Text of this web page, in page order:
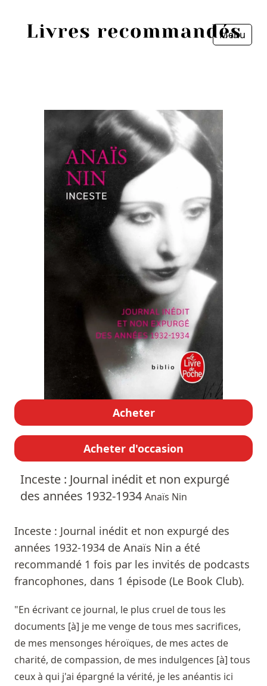
Menu
Acheter
Acheter d'occasion
Inceste : Journal inédit et non expurgé
des années 1932-1934 Anaïs Nin
Inceste : Journal inédit et non expurgé des
années 1932-1934 de Anaïs Nin a été
recommandé 1 fois par les invités de podcasts
francophones, dans 1 épisode (Le Book Club).
"En écrivant ce journal, le plus cruel de tous les
documents [à] je me venge de tous mes sacrifices,
de mes mensonges héroïques, de mes actes de
charité, de compassion, de mes indulgences [à] tous
ceux à qui j'ai épargné la vérité, je les anéantis ici
Sources
Personnes
Livres
Livres les plus recommandés
Prix littéraires
Fermer